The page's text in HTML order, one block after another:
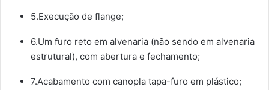
5.Execução de flange;
6.Um furo reto em alvenaria (não sendo em alvenaria
estrutural), com abertura e fechamento;
7.Acabamento com canopla tapa-furo em plástico;